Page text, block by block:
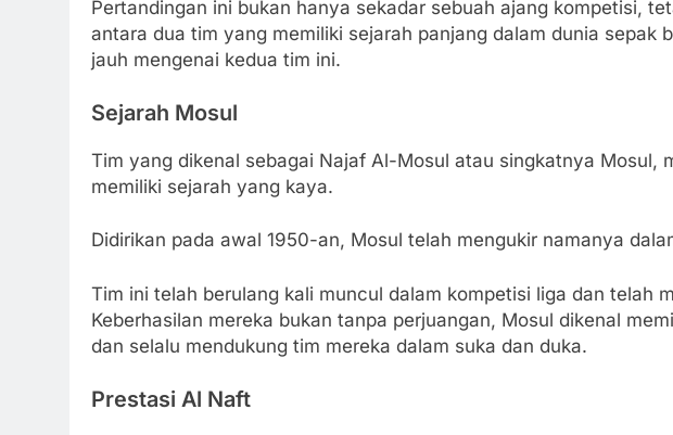
Pertandingan ini bukan hanya sekadar sebuah ajang kompetisi,
antara dua tim yang memiliki sejarah panjang dalam dunia sepak
jauh mengenai kedua tim ini.
Sejarah Mosul
Tim yang dikenal sebagai Najaf Al-Mosul atau singkatnya Mosul,
memiliki sejarah yang kaya.
Didirikan pada awal 1950-an, Mosul telah mengukir namanya
Tim ini telah berulang kali muncul dalam kompetisi liga dan telah
Keberhasilan mereka bukan tanpa perjuangan, Mosul dikenal
dan selalu mendukung tim mereka dalam suka dan duka.
Prestasi Al Naft